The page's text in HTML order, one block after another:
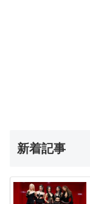
新着記事